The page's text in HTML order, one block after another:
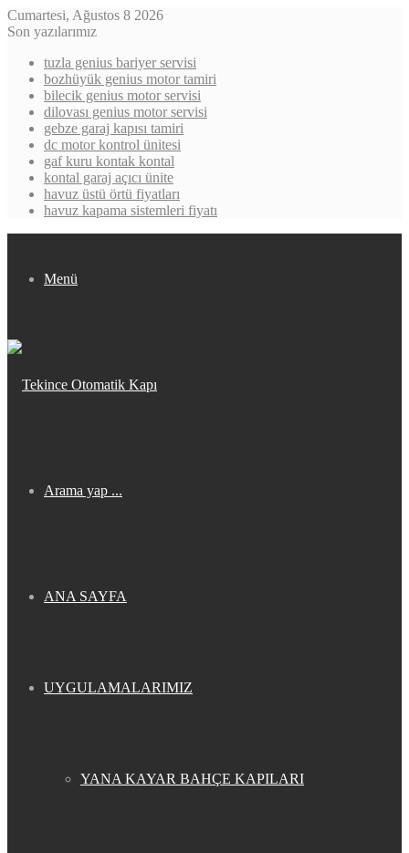
Cumartesi, Ağustos 8 2026
Son yazılarımız
tuzla genius bariyer servisi
bozhüyük genius motor tamiri
bilecik genius motor servisi
dilovası genius motor servisi
gebze garaj kapısı tamiri
dc motor kontrol ünitesi
gaf kuru kontak kontal
kontal garaj açıcı ünite
havuz üstü örtü fiyatları
havuz kapama sistemleri fiyatı
Menü
Arama yap ...
ANA SAYFA
UYGULAMALARIMIZ
YANA KAYAR BAHÇE KAPILARI